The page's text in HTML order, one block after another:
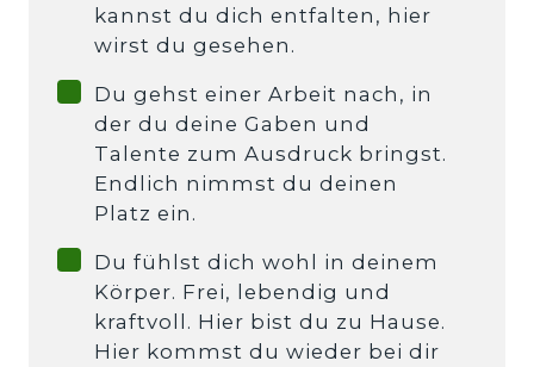
kannst du dich entfalten, hier
wirst du gesehen.
Du gehst einer Arbeit nach, in
der du deine Gaben und
Talente zum Ausdruck bringst.
Endlich nimmst du deinen
Platz ein.
Du fühlst dich wohl in deinem
Körper. Frei, lebendig und
kraftvoll. Hier bist du zu Hause.
Hier kommst du wieder bei dir